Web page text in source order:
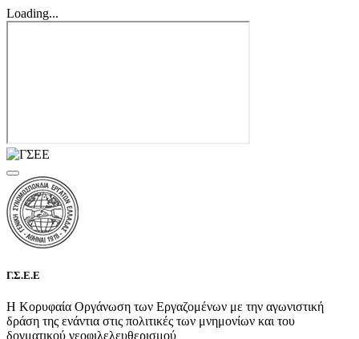
Loading...
Γ.Σ.Ε.Ε
Η Κορυφαία Οργάνωση των Εργαζομένων με την αγωνιστική
δράση της ενάντια στις πολιτικές των μνημονίων και του
δογματικού νεοφιλελευθερισμού